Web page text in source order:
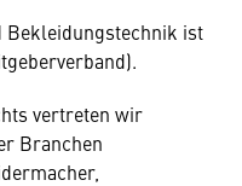
Bekleidungstechnik ist
vertreten wir
Branchen